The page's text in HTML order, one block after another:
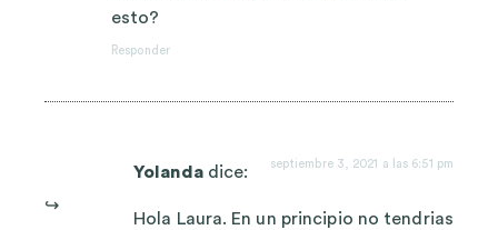
esto?
Responder
Yolanda dice: septiembre 3, 2021 a las 6:51 pm
Hola Laura. En un principio no tendrias